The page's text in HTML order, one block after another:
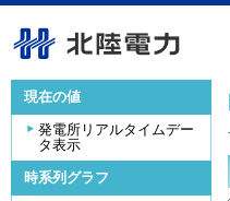
現在の値
発電所リアルタイムデー
タ表示
時系列グラフ